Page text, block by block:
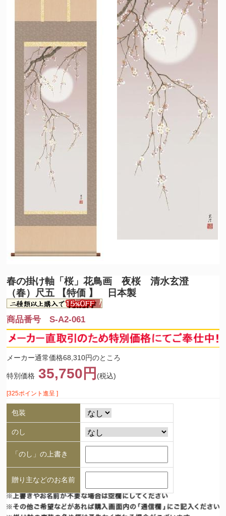
春の掛け軸「桜」花鳥画 夜桜 清水玄澄
（春）尺五 【特価 】 日本製
商品番号 S-A2-061
メーカー通常価格68,310円のところ
特別価格 35,750円 (税込)
[325ポイント進呈 ]
包装
のし
「のし」の上書き
贈り主などのお名前